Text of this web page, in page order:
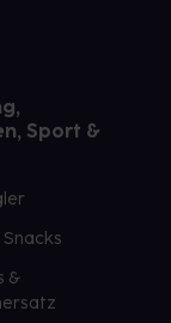
Sport &
Snacks
&